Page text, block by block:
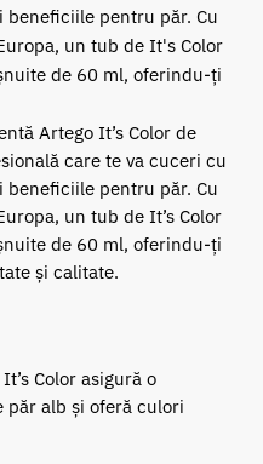
beneficiile pentru păr. Cu
un tub de It's Color
de 60 ml, oferindu-ți
Artego It’s Color de
care te va cuceri cu
beneficiile pentru păr. Cu
un tub de It’s Color
de 60 ml, oferindu-ți
și calitate.
Color asigură o
păr alb și oferă culori